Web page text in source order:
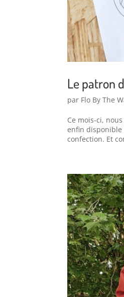
Le patron
par Flo By The
Ce mois-ci,
enfin disponible
confection. Et